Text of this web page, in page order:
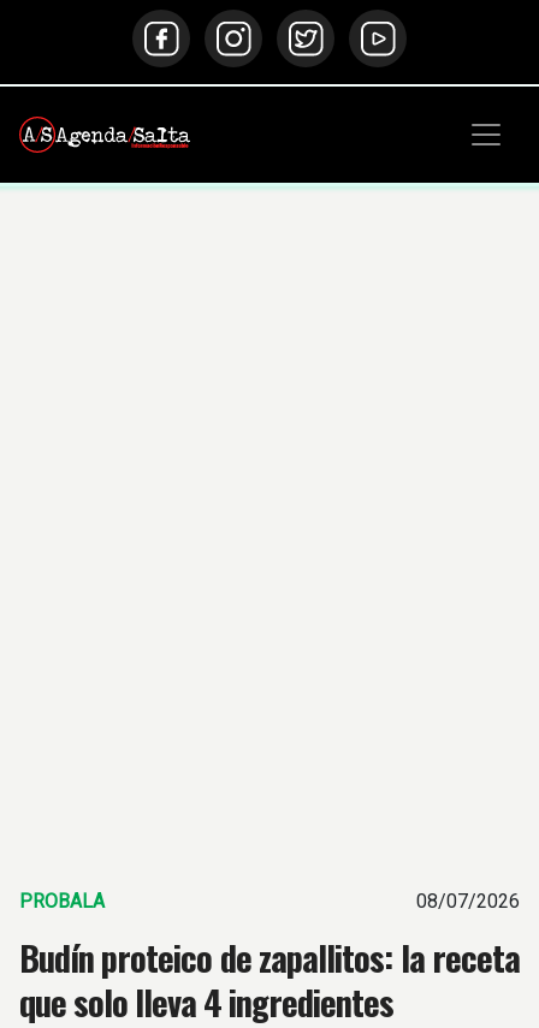
PROBALA 08/07/2026
Budín proteico de zapallitos: la receta
que solo lleva 4 ingredientes